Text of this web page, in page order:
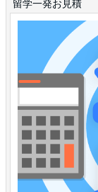
留学一発お見積